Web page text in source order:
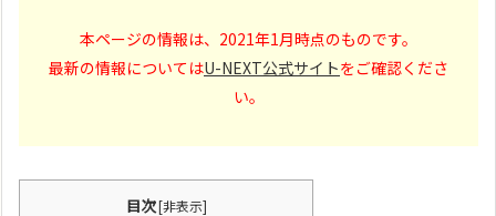
本ページの情報は、2021年1月時点のものです。
最新の情報についてはU-NEXT公式サイトをご確認くださ
い。
目次 [非表示]